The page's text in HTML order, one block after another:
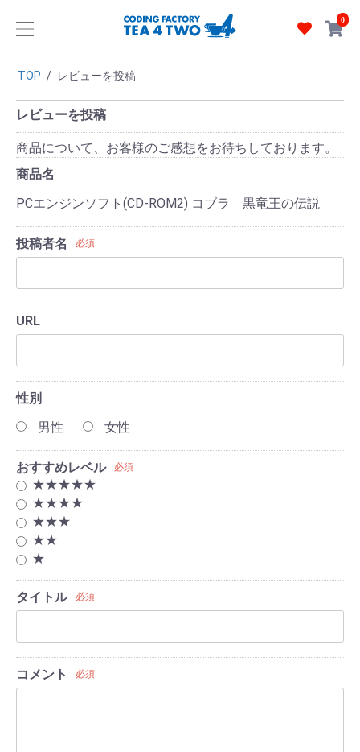
0
TOP / レビューを投稿
レビューを投稿
商品について、お客様のご感想をお待ちしております。
商品名
PCエンジンソフト(CD-ROM2) コブラ 黒竜王の伝説
投稿者名 必須
URL
性別
男性
女性
おすすめレベル 必須
★★★★★
★★★★
★★★
★★
★
タイトル 必須
コメント 必須